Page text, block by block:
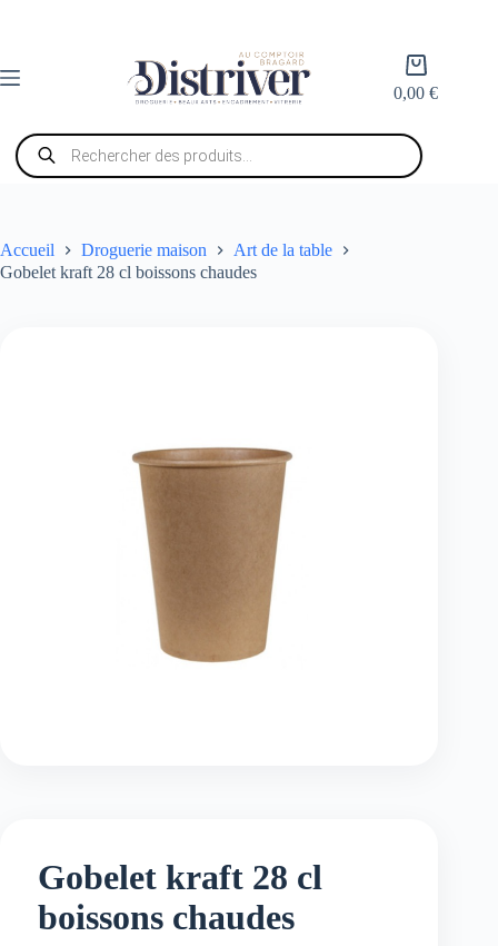
Panier
d’achat
0,00€
Recherche
de
produits
Accueil Droguerie maison
Art de la table
Gobelet kraft 28 cl boissons chaudes
Gobelet kraft 28 cl
boissons chaudes